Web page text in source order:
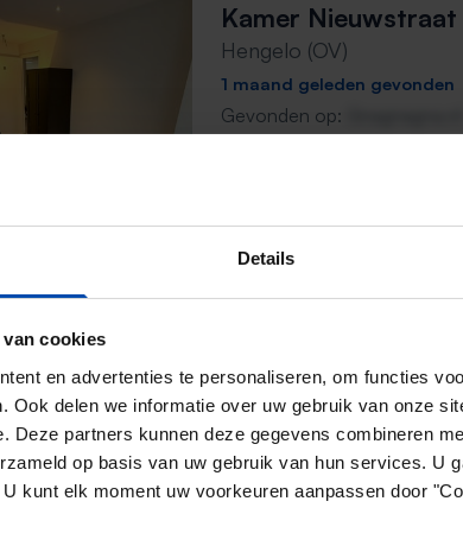
Details
cookies
en advertenties te personaliseren, om functies
Ook delen we informatie over uw gebruik van onze
Deze partners kunnen deze gegevens combineren
op basis van uw gebruik van hun services. U
kunt elk moment uw voorkeuren aanpassen door
Kamer Nieuwstraat
Hengelo (OV)
1 maand geleden gevonden
Gevonden op:
Reageer binnen 15 minuten
Mis de volgende niet →
Nieuwstraat 32
Hengelo (OV)
1 maand geleden gevonden
Gevonden op: Gnagnagna.nl
1 kamer